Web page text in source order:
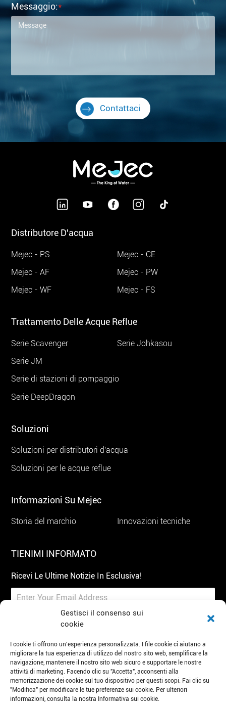
Messaggio:*
Contattaci
TIENIMI INFORMATO
Ricevi Le Ultime Notizie In Esclusiva!
Iscriviti
Distributore D'acqua
Mejec - PS
Mejec - CE
Mejec - AF
Mejec - PW
Mejec - WF
Mejec - FS
Trattamento Delle Acque Reflue
Serie Scavenger
Serie Johkasou
Serie JM
Serie di stazioni di pompaggio
Serie DeepDragon
Soluzioni
Soluzioni per distributori d'acqua
Soluzioni per le acque reflue
Informazioni Su Mejec
Storia del marchio Innovazioni tecniche
Tel: 86 19951100272
E-mail: mejec@lidinghb.com
Aggiungi: Parco industriale dell'intelligenza artificiale,
Gestisci il consenso sui
cookie
I cookie ti offrono un'esperienza personalizzata. I file cookie ci aiutano a
migliorare la tua esperienza di utilizzo del nostro sito web, semplificare la
navigazione, mantenere il nostro sito web sicuro e supportare le nostre
attività di marketing. Facendo clic su "Accetta", acconsenti alla
memorizzazione dei cookie sul tuo dispositivo per questi scopi. Fai clic su
"Modifica" per modificare le tue preferenze sui cookie. Per ulteriori
informazioni, consulta la nostra Informativa sui cookie.